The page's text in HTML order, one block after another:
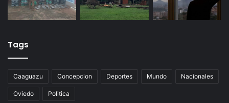
Tags
Caaguazu Concepcion Deportes Mundo Nacionales
Oviedo Politica